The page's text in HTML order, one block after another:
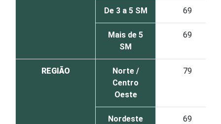
De 3 a 5 SM 69
Mais de 5
SM
69
REGIÃO
Norte /
Centro
Oeste
79
Nordeste 69